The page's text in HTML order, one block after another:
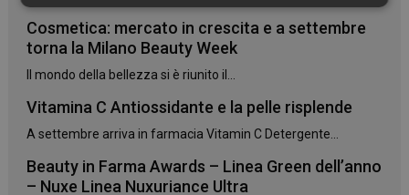
Cosmetica: mercato in crescita e a settembre
torna la Milano Beauty Week
Il mondo della bellezza si è riunito il...
Vitamina C Antiossidante e la pelle risplende
A settembre arriva in farmacia Vitamin C Detergente...
Beauty in Farma Awards – Linea Green dell’anno
– Nuxe Linea Nuxuriance Ultra
Necessari
Necessari
I cookie necessari contribuiscono a rendere fruibile il
sito web abilitandone funzionalità di base quali la